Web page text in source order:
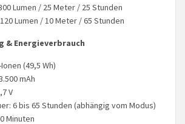
Lumen / 25 Meter / 25 Stunden
Lumen / 10 Meter / 65 Stunden
& Energieverbrauch
(49,5 Wh)
mAh
V
6 bis 65 Stunden (abhängig vom Modus)
Minuten